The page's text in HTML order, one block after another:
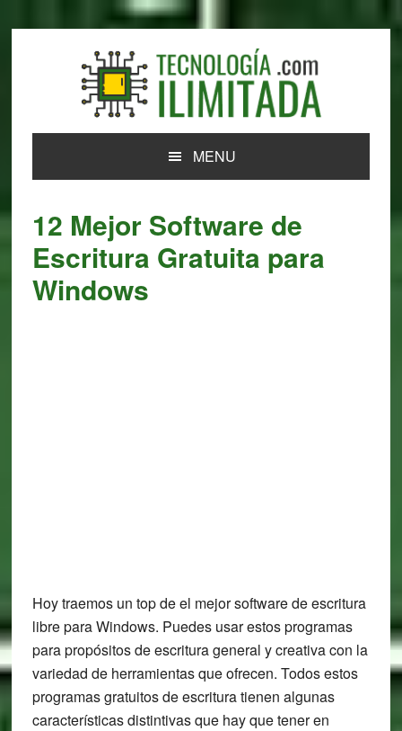
MENU
12 Mejor Software de
Escritura Gratuita para
Windows
Hoy traemos un top de el mejor software de escritura
libre para Windows. Puedes usar estos programas
para propósitos de escritura general y creativa con la
variedad de herramientas que ofrecen. Todos estos
programas gratuitos de escritura tienen algunas
características distintivas que hay que tener en